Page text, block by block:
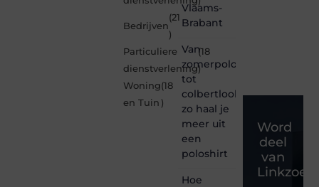
Bedrijven
(21
)
Particuliere
dienstverlening
(18
)
Woning
en Tuin
(18
)
Vlaams-
Brabant
Van
zomerpolo
tot
colbertlook
zo haal je
meer uit
een
poloshirt
Hoe
Word
deel
van